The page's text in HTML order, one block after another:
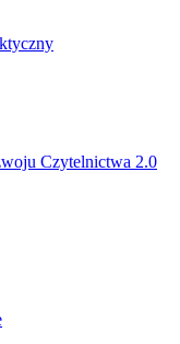
Czytelnictwa 2.0